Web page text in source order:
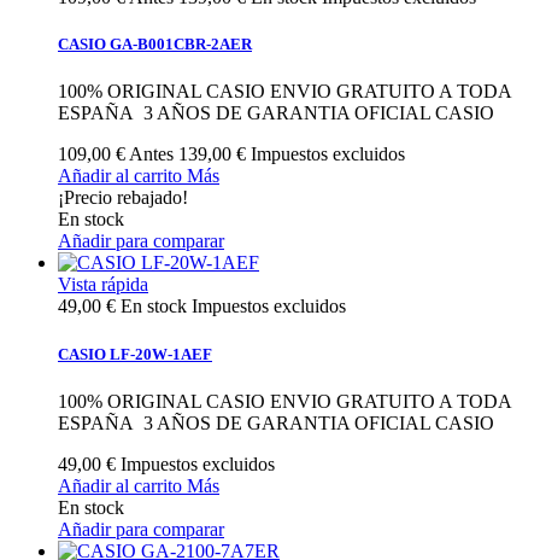
CASIO GA-B001CBR-2AER
100% ORIGINAL CASIO ENVIO GRATUITO A TODA
ESPAÑA 3 AÑOS DE GARANTIA OFICIAL CASIO
109,00 €Antes 139,00 € Impuestos excluidos
Añadir al carrito Más
¡Precio rebajado!
En stock
Añadir para comparar
Vista rápida
49,00 € En stock Impuestos excluidos
CASIO LF-20W-1AEF
100% ORIGINAL CASIO ENVIO GRATUITO A TODA
ESPAÑA 3 AÑOS DE GARANTIA OFICIAL CASIO
49,00 € Impuestos excluidos
Añadir al carrito Más
En stock
Añadir para comparar